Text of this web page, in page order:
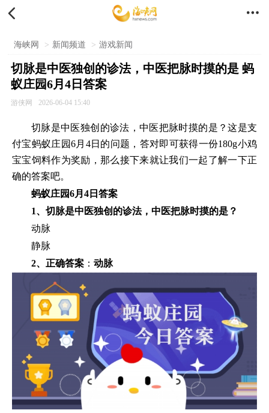
 
海峡网 > 新闻频道 > 游戏新闻
切脉是中医独创的诊法，中医把脉时摸的是 蚂
蚁庄园6月4日答案
游侠网 2026-06-04 15:40
切脉是中医独创的诊法，中医把脉时摸的是？这是支
付宝蚂蚁庄园6月4日的问题，答对即可获得一份180g小鸡
宝宝饲料作为奖励，那么接下来就让我们一起了解一下正
确的答案吧。
蚂蚁庄园6月4日答案
1、切脉是中医独创的诊法，中医把脉时摸的是？
动脉
静脉
2、正确答案 ： 动脉